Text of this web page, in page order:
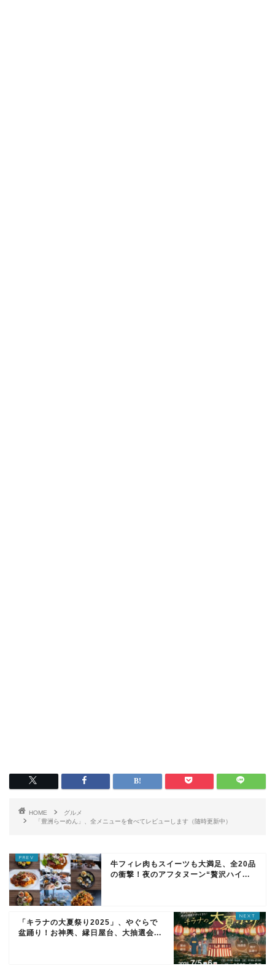
HOME
グルメ
「豊洲らーめん」、全メニューを食べてレビューします（随時更新中）
牛フィレ肉もスイーツも大満足、全20品
の衝撃！夜のアフタヌーン“贅沢ハイ...
「キラナの大夏祭り2025」、やぐらで
盆踊り！お神輿、縁日屋台、大抽選会...